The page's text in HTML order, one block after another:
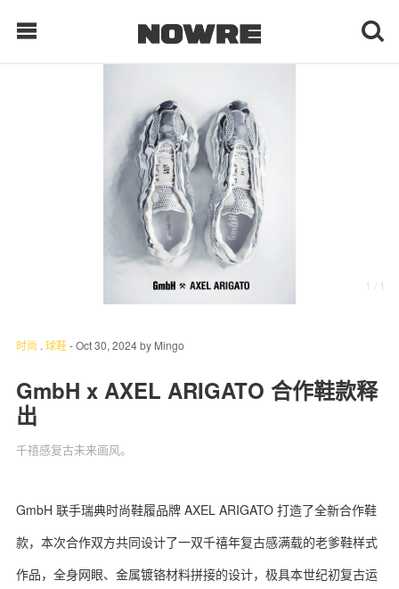
每日鲜榨
现客视点
每日栏目
时 尚
生 活
科 技
1 / 1
时尚 . 球鞋-Oct 30, 2024by Mingo
GmbH x AXEL ARIGATO 合作鞋款释
出
千禧感复古未来画风。
GmbH 联手瑞典时尚鞋履品牌 AXEL ARIGATO 打造了全新合作鞋
款，本次合作双方共同设计了一双千禧年复古感满载的老爹鞋样式
作品，全身网眼、金属镀铬材料拼接的设计，极具本世纪初复古运